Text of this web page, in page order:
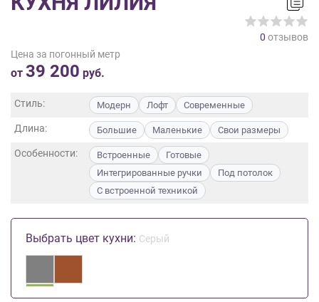
0 отзывов
Цена за погонный метр
от 39 200 руб.
Стиль: Модерн Лофт Современные
Длина: Большие Маленькие Свои размеры
Особенности: Встроенные
Готовые
Интегрированные ручки
Под потолок
С встроенной техникой
Выбрать цвет кухни: Серый
данных ,
Согласие
обработку
данных
порядке
обработки